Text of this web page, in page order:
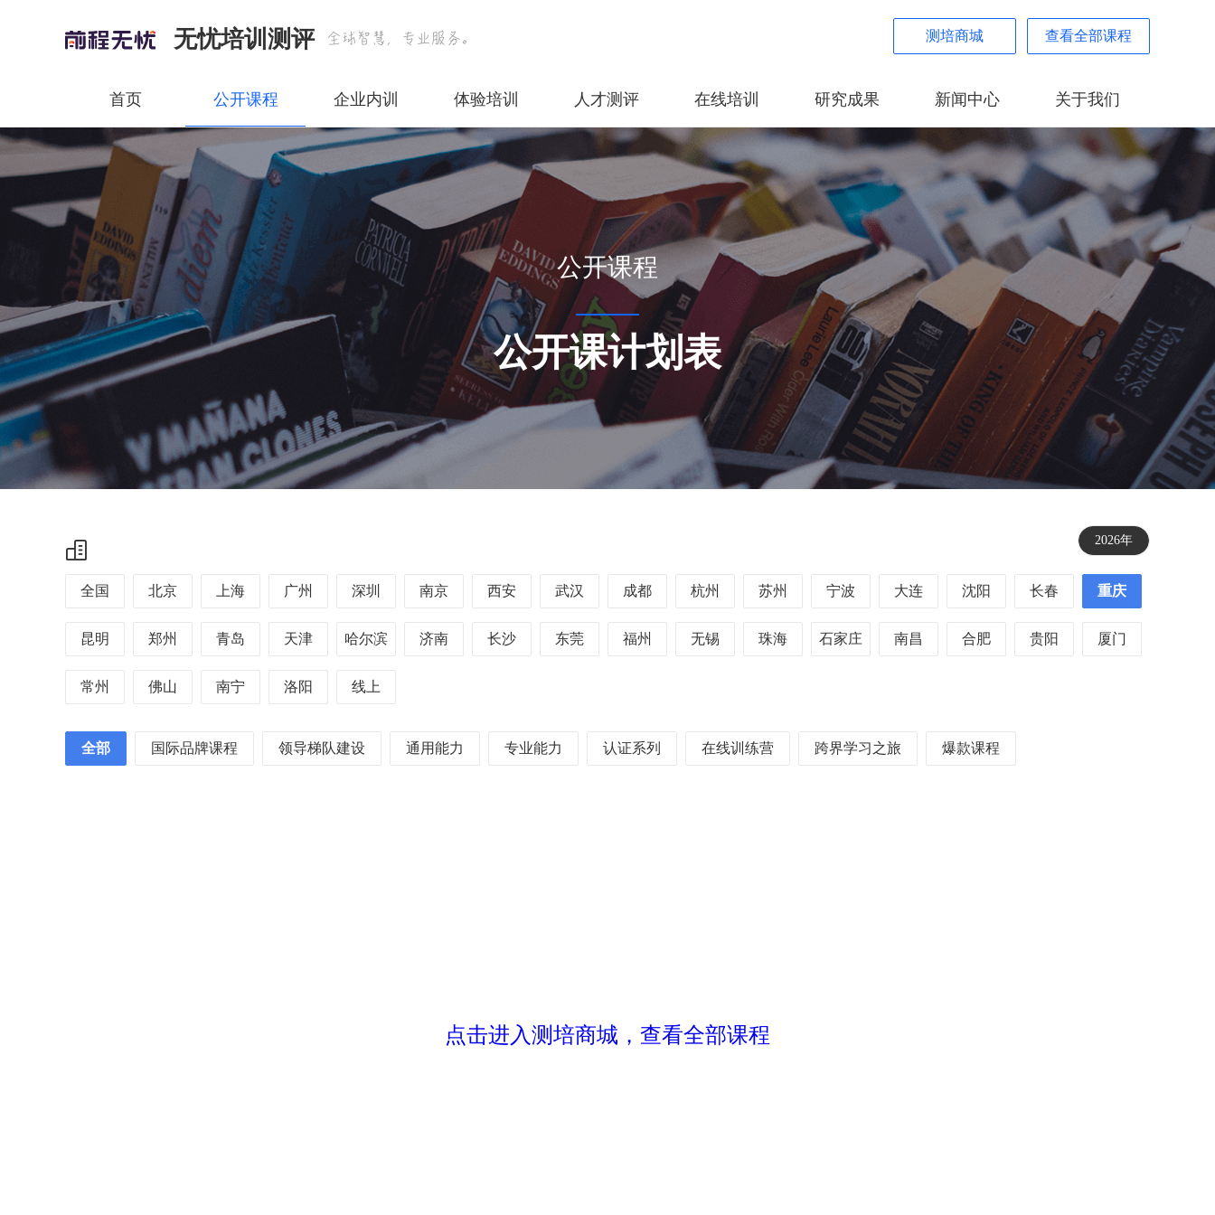
无忧培训测评 测培商城 查看全部课程
首页 公开课程 企业内训 体验培训 人才测评 在线培训 研究成果 新闻中心 关于我们
公开课程
公开课计划表
2026年
全国 北京 上海 广州 深圳 南京 西安 武汉 成都 杭州 苏州 宁波 大连 沈阳 长春 重庆
昆明 郑州 青岛 天津 哈尔滨 济南 长沙 东莞 福州 无锡 珠海 石家庄 南昌 合肥 贵阳 厦门
常州 佛山 南宁 洛阳 线上
全部 国际品牌课程 领导梯队建设 通用能力 专业能力 认证系列 在线训练营 跨界学习之旅 爆款课程
点击进入测培商城，查看全部课程